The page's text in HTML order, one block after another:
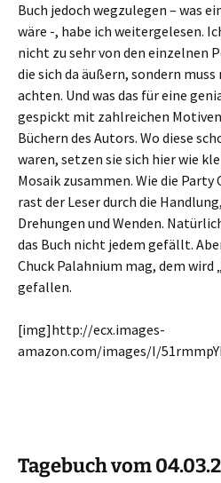
Buch jedoch wegzulegen – was
wäre -, habe ich weitergelesen.
nicht zu sehr von den einzelnen
die sich da äußern, sondern
achten. Und was das für eine
gespickt mit zahlreichen
Büchern des Autors. Wo diese
waren, setzen sie sich hier wie
Mosaik zusammen. Wie die Party
rast der Leser durch die
Drehungen und Wenden.
das Buch nicht jedem gefällt.
Chuck Palahnium mag, dem wird
gefallen.
[img]http://ecx.images-
amazon.com/images/I/
Tagebuch vom